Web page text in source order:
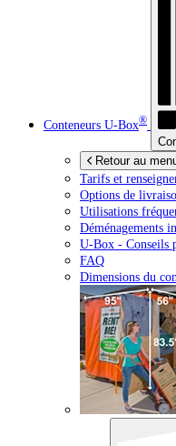
Conteneurs U-Box®
Retour au
Tarifs et
Options de
Utilisations
Déménagements
U-Box - Conseils
FAQ
Dimensions du